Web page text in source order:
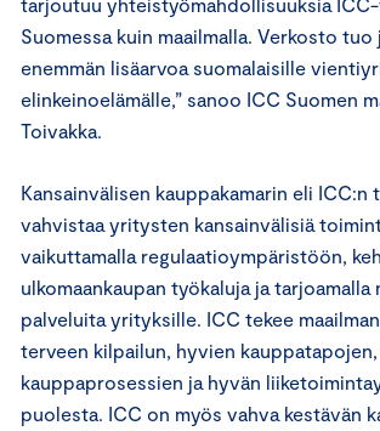
Suomessa kuin maailmalla. Verkosto
enemmän lisäarvoa suomalaisille
elinkeinoelämälle,” sanoo ICC Suomen
Toivakka.
Kansainvälisen kauppakamarin eli ICC:n
vahvistaa yritysten kansainvälisiä
vaikuttamalla regulaatioympäristöön,
ulkomaankaupan työkaluja ja
palveluita yrityksille. ICC tekee
terveen kilpailun, hyvien
kauppaprosessien ja hyvän
puolesta. ICC on myös vahva kestävän